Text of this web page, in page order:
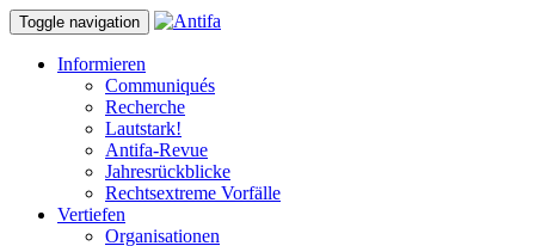
Toggle navigation
Informieren
Communiqués
Recherche
Lautstark!
Antifa-Revue
Jahresrückblicke
Rechtsextreme Vorfälle
Vertiefen
Organisationen